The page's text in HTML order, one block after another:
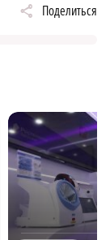
Поделиться